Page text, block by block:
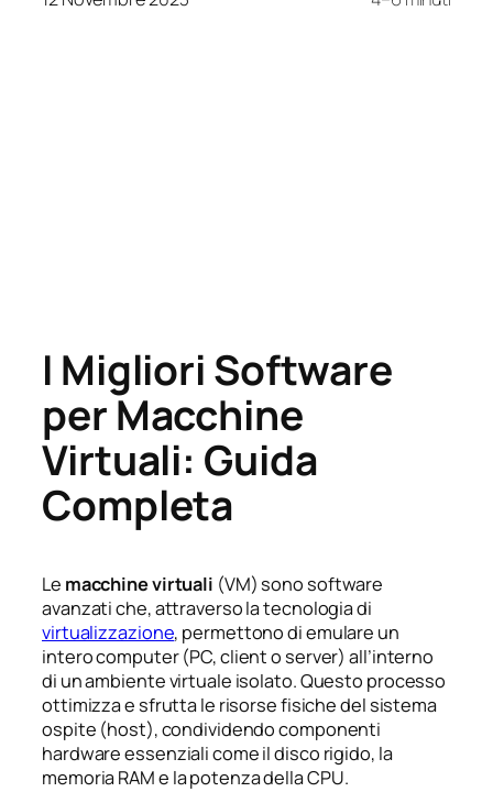
I Migliori Software
per Macchine
Virtuali: Guida
Completa
Le macchine virtuali (VM) sono software
avanzati che, attraverso la tecnologia di
virtualizzazione, permettono di emulare un
intero computer (PC, client o server) all’interno
di un ambiente virtuale isolato. Questo processo
ottimizza e sfrutta le risorse fisiche del sistema
ospite (host), condividendo componenti
hardware essenziali come il disco rigido, la
memoria RAM e la potenza della CPU.